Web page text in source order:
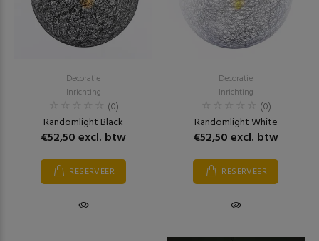
Decoratie
Inrichting
(0)
Randomlight Black
€52,50 excl. btw
RESERVEER
Decoratie
Inrichting
(0)
Randomlight White
€52,50 excl. btw
RESERVEER